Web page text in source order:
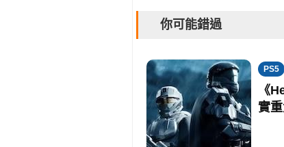
你可能錯過
PS5
《
實